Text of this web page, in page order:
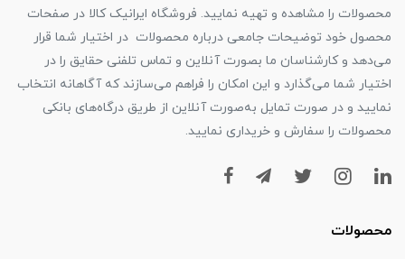
محصولات را مشاهده و تهیه نمایید. فروشگاه ایرانیک کالا در صفحات
محصول خود توضیحات جامعی درباره محصولات در اختیار شما قرار
می‌دهد و کارشناسان ما بصورت آنلاین و تماس تلفنی حقایق را در
اختیار شما می‌گذارد و این امکان را فراهم می‌سازند که آگاهانه انتخاب
نمایید و در صورت تمایل به‌صورت آنلاین از طریق درگاه‌های بانکی
محصولات را سفارش و خریداری نمایید.
محصولات